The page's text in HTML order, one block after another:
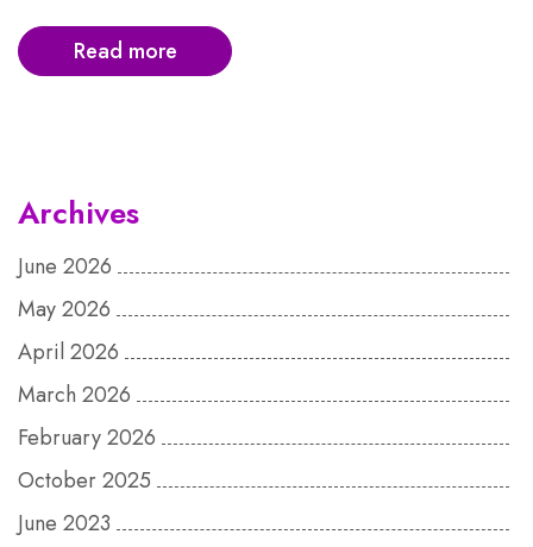
Read more
Archives
June 2026
May 2026
April 2026
March 2026
February 2026
October 2025
June 2023